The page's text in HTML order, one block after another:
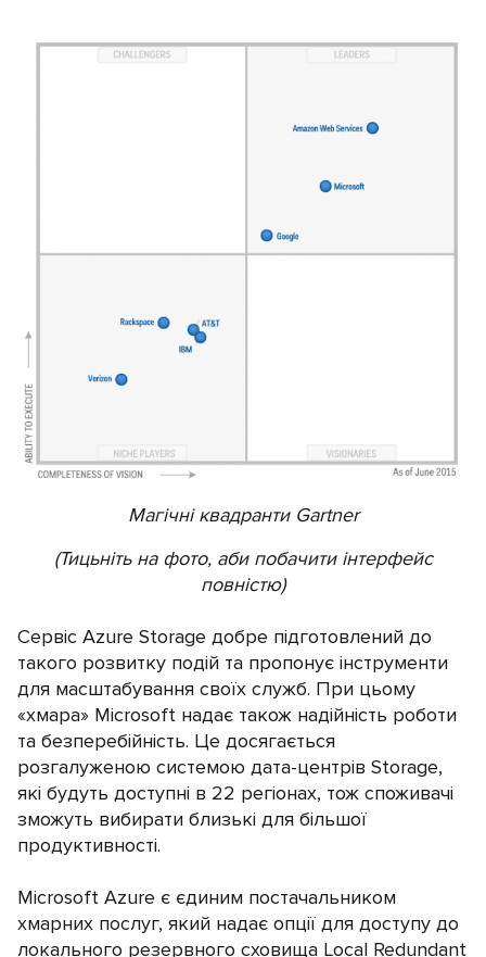
Магічні квадранти Gartner
(Тицьніть на фото, аби побачити інтерфейс
повністю)
Сервіс Azure Storage добре підготовлений до
такого розвитку подій та пропонує інструменти
для масштабування своїх служб. При цьому
«хмара» Microsoft надає також надійність роботи
та безперебійність. Це досягається
розгалуженою системою дата-центрів Storage,
які будуть доступні в 22 регіонах, тож споживачі
зможуть вибирати близькі для більшої
продуктивності.
Microsoft Azure є єдиним постачальником
хмарних послуг, який надає опції для доступу до
локального резервного сховища Local Redundant